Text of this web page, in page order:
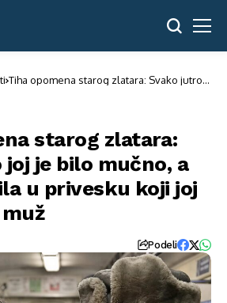
Tiha opomena starog zlatara: Svako jutro
starog zlatara:
je bilo mučno, a
u privesku koji joj
Podeli